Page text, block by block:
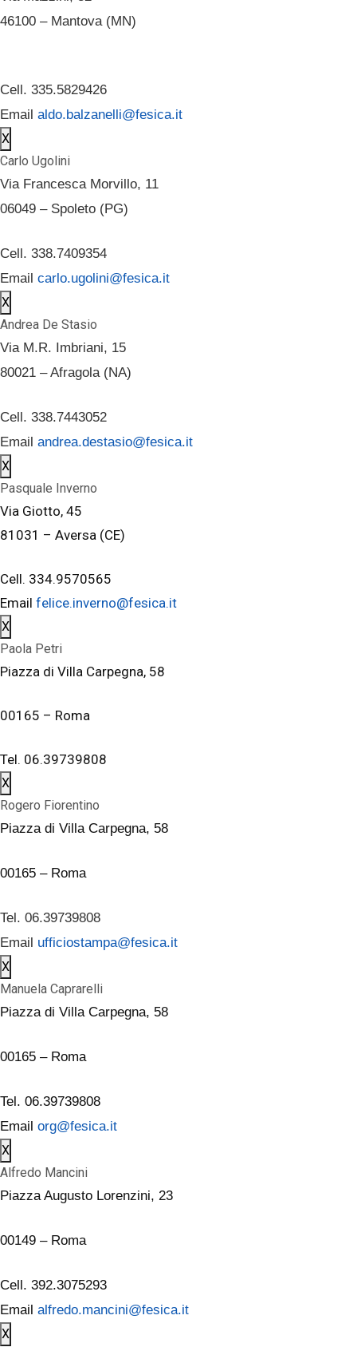
46100 – Mantova (MN)
Cell. 335.5829426
Email aldo.balzanelli@fesica.it
X
Carlo Ugolini
Via Francesca Morvillo, 11
06049 – Spoleto (PG)
Cell. 338.7409354
Email carlo.ugolini@fesica.it
X
Andrea De Stasio
Via M.R. Imbriani, 15
80021 – Afragola (NA)
Cell. 338.7443052
Email andrea.destasio@fesica.it
X
Pasquale Inverno
Via Giotto, 45
81031 – Aversa (CE)
Cell. 334.9570565
Email felice.inverno@fesica.it
X
Paola Petri
Piazza di Villa Carpegna, 58
00165 – Roma
Tel. 06.39739808
X
Rogero Fiorentino
Piazza di Villa Carpegna, 58
00165 – Roma
Tel. 06.39739808
Email ufficiostampa@fesica.it
X
Manuela Caprarelli
Piazza di Villa Carpegna, 58
00165 – Roma
Tel. 06.39739808
Email org@fesica.it
X
Alfredo Mancini
Piazza Augusto Lorenzini, 23
00149 – Roma
Cell. 392.3075293
Email alfredo.mancini@fesica.it
X